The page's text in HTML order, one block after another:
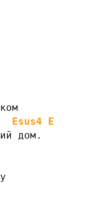
Esus4
E
дом.